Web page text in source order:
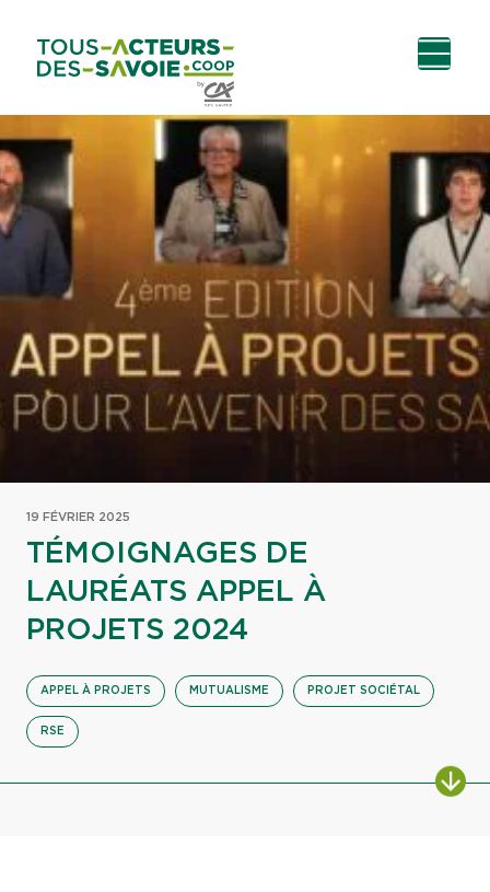
contenu
principal
19 FÉVRIER 2025
TÉMOIGNAGES DE
LAURÉATS APPEL À
PROJETS 2024
APPEL À PROJETS MUTUALISME PROJET SOCIÉTAL
RSE